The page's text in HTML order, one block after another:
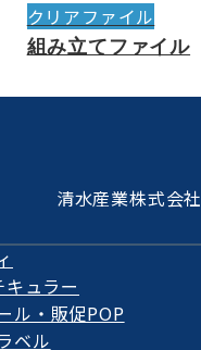
クリアファイル
組み立てファイル
清水産業株式会社
ュラー
ル・販促POP
ベル